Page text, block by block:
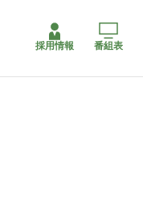
採用情報 番組表